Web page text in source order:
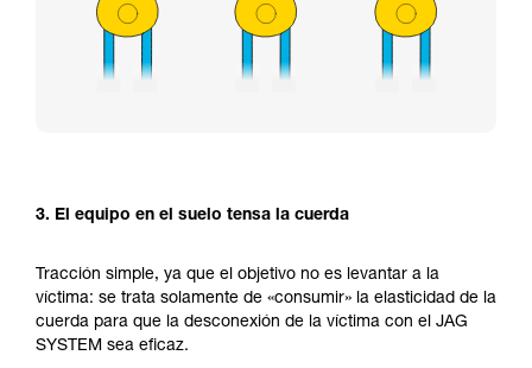
3. El equipo en el suelo tensa la cuerda
Tracción simple, ya que el objetivo no es levantar a la
víctima: se trata solamente de «consumir» la elasticidad de la
cuerda para que la desconexión de la víctima con el JAG
SYSTEM sea eficaz.